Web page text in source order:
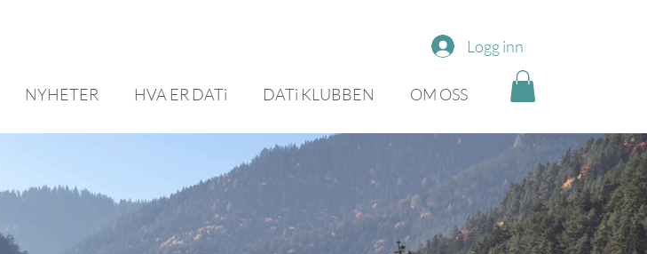
Logg inn
NYHETER HVA ER DATi DATi KLUBBEN OM OSS